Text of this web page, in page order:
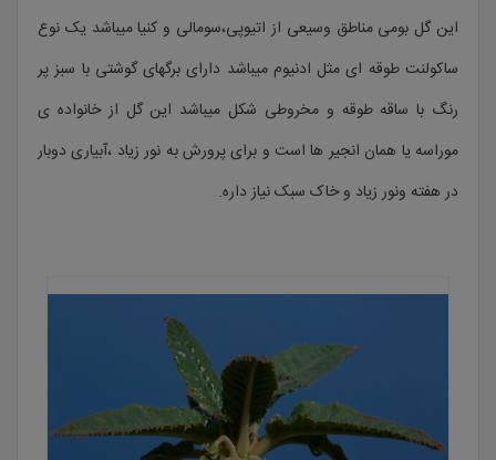
این گل بومی مناطق وسیعی از اتیوپی،سومالی و کنیا میباشد یک نوع
ساکولنت طوقه ای مثل ادنیوم میباشد دارای برگهای گوشتی با سبز پر
رنگ با ساقه طوقه و مخروطی شکل میباشد این گل از خانواده ی
موراسه یا همان انجیر ها است و برای پرورش به نور زیاد ،آبیاری دوبار
در هفته ونور زیاد و خاک سبک نیاز داره.